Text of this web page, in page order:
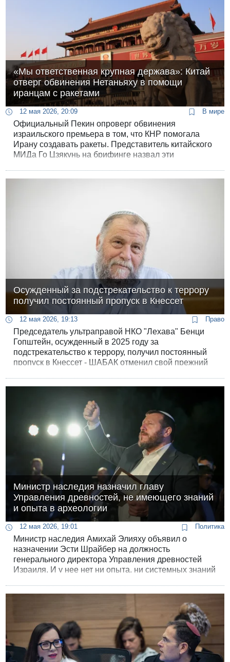
«Мы ответственная крупная держава»: Китай
отверг обвинения Нетаньяху в помощи
иранцам с ракетами
12 мая 2026, 20:09 В мире
Официальный Пекин опроверг обвинения
израильского премьера в том, что КНР помогала
Ирану создавать ракеты. Представитель китайского
МИДа Го Цзякунь на брифинге назвал эти
Осужденный за подстрекательство к террору
получил постоянный пропуск в Кнессет
12 мая 2026, 19:13 Право
Председатель ультраправой НКО "Лехава" Бенци
Гопштейн, осужденный в 2025 году за
подстрекательство к террору, получил постоянный
пропуск в Кнессет - ШАБАК отменил свой прежний
Министр наследия назначил главу
Управления древностей, не имеющего знаний
и опыта в археологии
12 мая 2026, 19:01 Политика
Министр наследия Амихай Элияху объявил о
назначении Эсти Шрайбер на должность
генерального директора Управления древностей
Израиля. И у нее нет ни опыта, ни системных знаний
занимается «прививанием ценностей иудаизма».